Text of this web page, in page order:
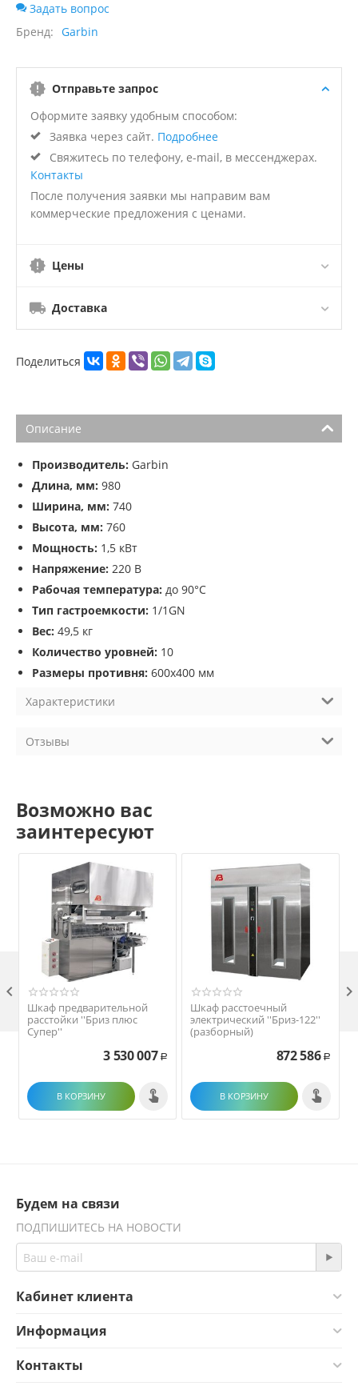
Задать вопрос
Бренд
Garbin
Отправьте запрос
Оформите заявку удобным способом:
Заявка через сайт. Подробнее
Свяжитесь по телефону, e-mail, в мессенджерах.
Контакты
После получения заявки мы направим вам
коммерческие предложения с ценами.
Цены
Доставка
Поделиться
Описание
Производитель: Garbin
Длина, мм: 980
Ширина, мм: 740
Высота, мм: 760
Мощность: 1,5 кВт
Напряжение: 220 В
Рабочая температура: до 90°С
Тип гастроемкости: 1/1GN
Вес: 49,5 кг
Количество уровней: 10
Размеры противня: 600x400 мм
Характеристики
Отзывы
Возможно вас
заинтересуют
Шкаф предварительной
расстойки ''Бриз плюс
Супер''
3 530 007 Р
В КОРЗИНУ
Шкаф расстоечный
электрический ''Бриз-122''
(разборный)
872 586 Р
В КОРЗИНУ
 
Будем на связи
ПОДПИШИТЕСЬ НА НОВОСТИ
Кабинет клиента
Информация
Контакты